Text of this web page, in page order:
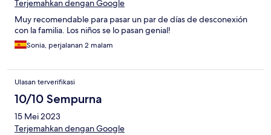
Terjemahkan dengan Google
Muy recomendable para pasar un par de días de desconexión
con la familia. Los niños se lo pasan genial!
Sonia, perjalanan 2 malam
Ulasan terverifikasi
10/10 Sempurna
15 Mei 2023
Terjemahkan dengan Google